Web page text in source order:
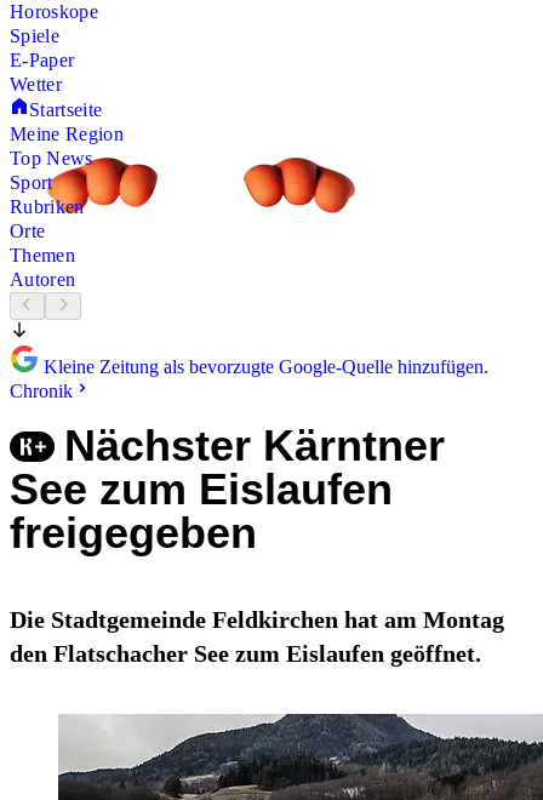
Horoskope
Spiele
E-Paper
Wetter
Startseite
Meine Region
Top News
Sport
Rubriken
Orte
Themen
Autoren
Kleine Zeitung als bevorzugte Google-Quelle hinzufügen.
Chronik
Nächster Kärntner
See zum Eislaufen
freigegeben
Die Stadtgemeinde Feldkirchen hat am Montag
den Flatschacher See zum Eislaufen geöffnet.